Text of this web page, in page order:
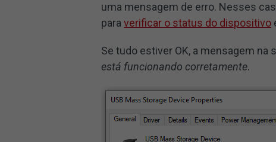
uma mensagem de erro. Nesses
paraverificar o status do dispositivo
Se tudo estiver OK, a mensagem
está funcionando corretamente.